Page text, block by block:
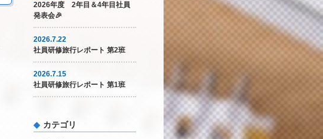
2026年度 2年目＆4年目社員
発表会🎉
2026.7.22
社員研修旅行レポート 第2班
2026.7.15
社員研修旅行レポート 第1班
カテゴリ